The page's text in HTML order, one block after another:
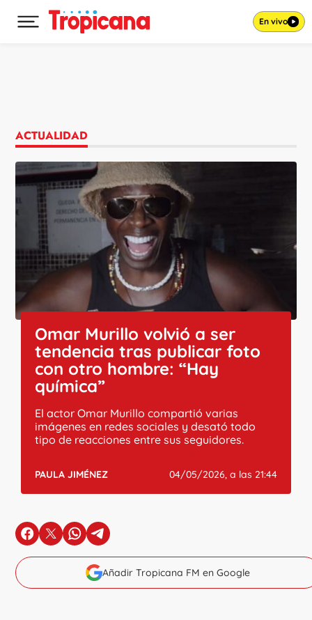
Desplegar menú principal En vivo
ACTUALIDAD
Omar Murillo volvió a ser
tendencia tras publicar foto
con otro hombre: “Hay
química”
El actor Omar Murillo compartió varias
imágenes en redes sociales y desató todo
tipo de reacciones entre sus seguidores.
PAULA JIMÉNEZ 04/05/2026, a las 21:44
en Facebook
en Xen Whatsapp
en Telegram
Añadir Tropicana FM en Google